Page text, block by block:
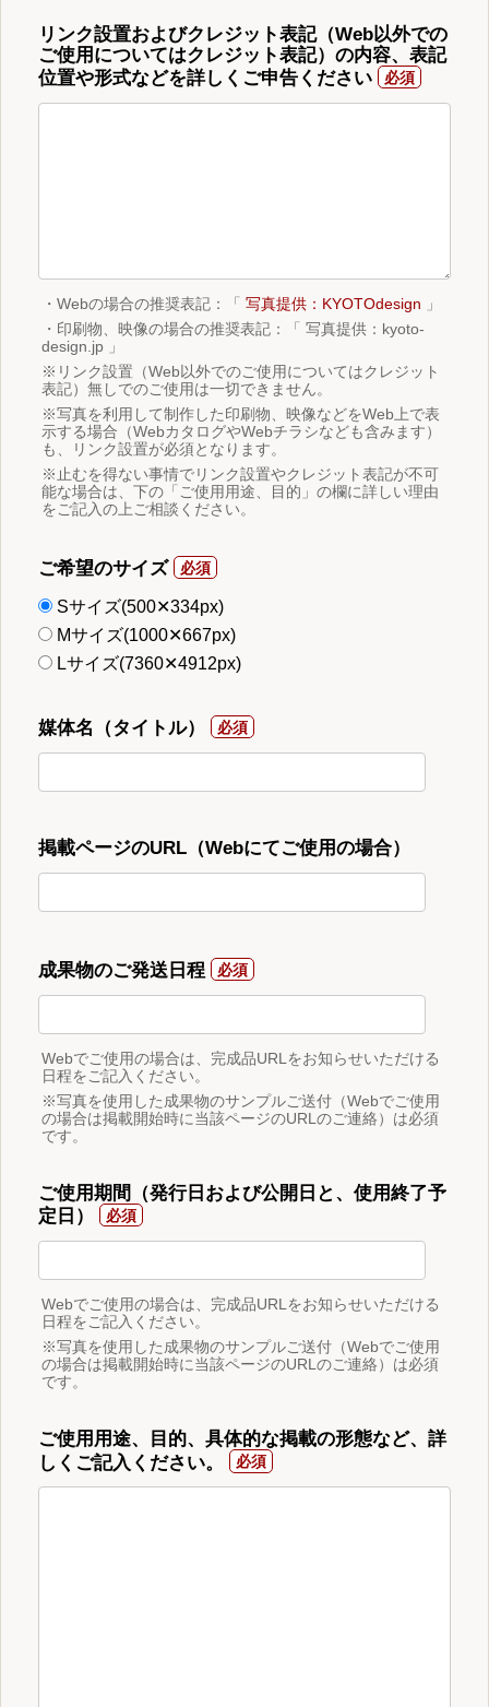
リンク設置およびクレジット表記（Web以外での
ご使用についてはクレジット表記）の内容、表記
位置や形式などを詳しくご申告ください
・Webの場合の推奨表記：「 写真提供：KYOTOdesign 」
・印刷物、映像の場合の推奨表記：「 写真提供：kyoto-
design.jp 」
※リンク設置（Web以外でのご使用についてはクレジット
表記）無しでのご使用は一切できません。
※写真を利用して制作した印刷物、映像などをWeb上で表
示する場合（WebカタログやWebチラシなども含みます）
も、リンク設置が必須となります。
※止むを得ない事情でリンク設置やクレジット表記が不可
能な場合は、下の「ご使用用途、目的」の欄に詳しい理由
をご記入の上ご相談ください。
ご希望のサイズ
Sサイズ(500✕334px)
Mサイズ(1000✕667px)
Lサイズ(7360✕4912px)
媒体名（タイトル）
掲載ページのURL（Webにてご使用の場合）
成果物のご発送日程
Webでご使用の場合は、完成品URLをお知らせいただける
日程をご記入ください。
※写真を使用した成果物のサンプルご送付（Webでご使用
の場合は掲載開始時に当該ページのURLのご連絡）は必須
です。
ご使用期間（発行日および公開日と、使用終了予
定日）
Webでご使用の場合は、完成品URLをお知らせいただける
日程をご記入ください。
※写真を使用した成果物のサンプルご送付（Webでご使用
の場合は掲載開始時に当該ページのURLのご連絡）は必須
です。
ご使用用途、目的、具体的な掲載の形態など、詳
しくご記入ください。